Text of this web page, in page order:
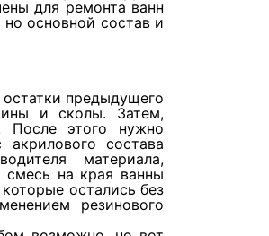
для ремонта ванн
основной состав и
предыдущего
и сколы. Затем,
После этого нужно
состава
материала,
смесь на края ванны
остались без
резинового